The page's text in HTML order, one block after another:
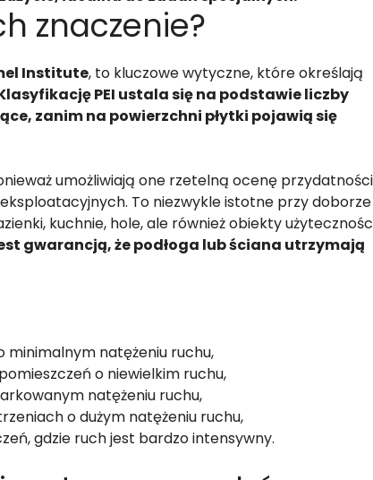
znaczenie?
Institute, to kluczowe wytyczne, które określają
PEI ustala się na podstawie liczby
zanim na powierzchni płytki pojawią się
umożliwiają one rzetelną ocenę przydatności
To niezwykle istotne przy doborze
kuchnie, hole, ale również obiekty
gwarancją, że podłoga lub ściana utrzymają
minimalnym natężeniu ruchu,
o niewielkim ruchu,
natężeniu ruchu,
o dużym natężeniu ruchu,
gdzie ruch jest bardzo intensywny.